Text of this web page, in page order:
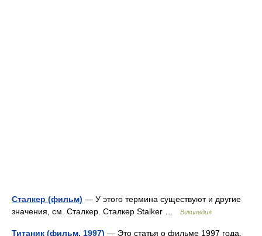
Сталкер (фильм) — У этого термина существуют и другие
значения, см. Сталкер. Сталкер Stalker …
Википедия
Титаник (фильм, 1997) — Это статья о фильме 1997 года,